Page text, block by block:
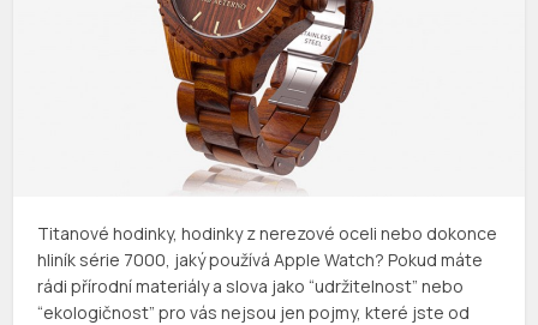
Titanové hodinky, hodinky z nerezové oceli nebo dokonce
hliník série 7000, jaký používá Apple Watch? Pokud máte
rádi přírodní materiály a slova jako “udržitelnost” nebo
“ekologičnost” pro vás nejsou jen pojmy, které jste od